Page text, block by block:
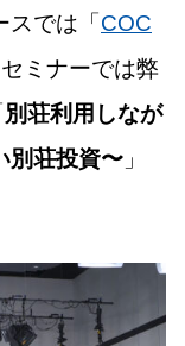
では「 COC
ミナーでは弊
別荘利用しなが
別荘投資〜 」